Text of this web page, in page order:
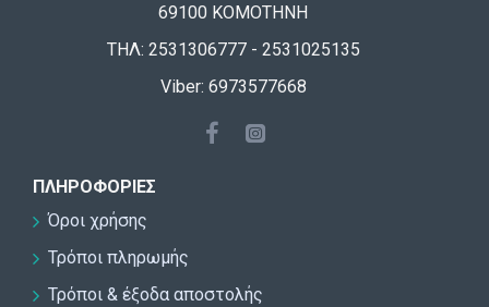
69100 ΚΟΜΟΤΗΝΗ
ΤΗΛ: 2531306777 - 2531025135
Viber: 6973577668
ΠΛΗΡΟΦΟΡΊΕΣ
Όροι χρήσης
Τρόποι πληρωμής
Τρόποι & έξοδα αποστολής